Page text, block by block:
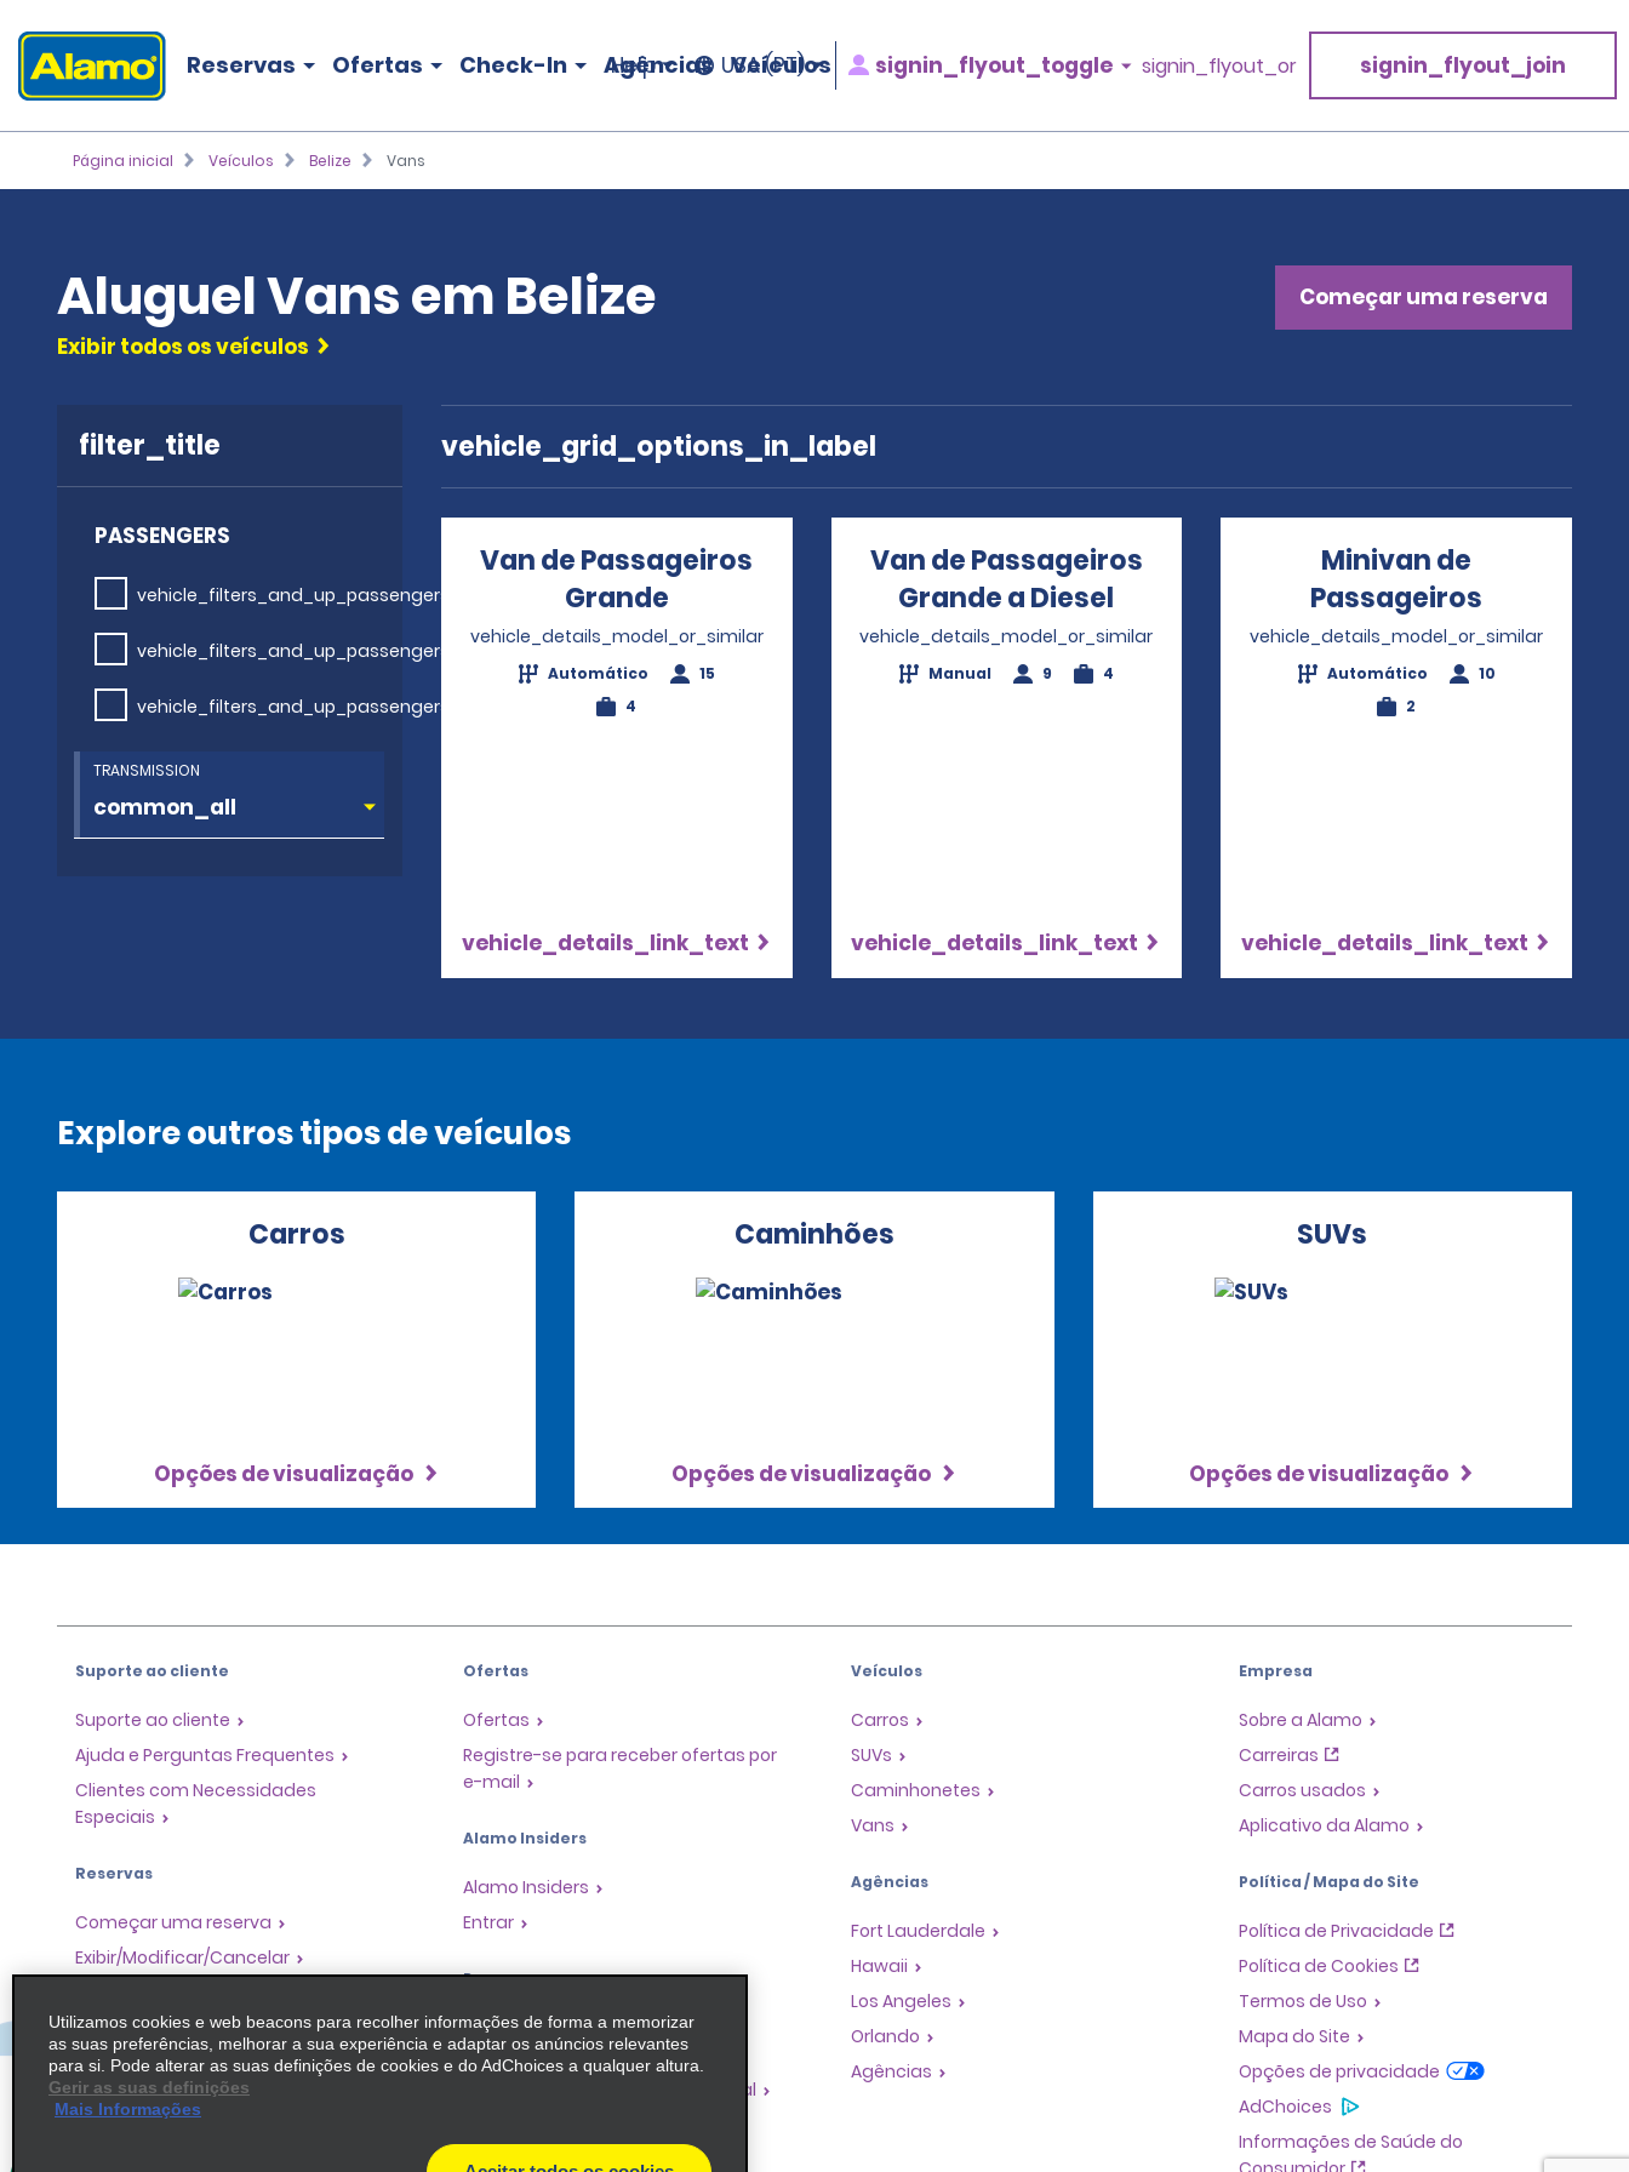
Reservas Ofertas Check-In Agências Veículos
Help USA (PT) signin_flyout_toggle signin_flyout_or signin_flyout_join
Página inicial Veículos Belize Vans
Aluguel Vans em Belize
Começar uma reserva
Exibir todos os veículos
filter_title
PASSENGERS
vehicle_filters_and_up_passengers
vehicle_filters_and_up_passengers
vehicle_filters_and_up_passengers
TRANSMISSION
vehicle_grid_options_in_label
Van de Passageiros
Grande Opens in a new window
vehicle_details_model_or_similar
Automático
15
4
vehicle_details_link_text
Van de Passageiros
Grande a Diesel Opens in a new window
vehicle_details_model_or_similar
Manual 9 4
vehicle_details_link_text
Minivan de
Passageiros
vehicle_details_model_or_similar
Automático
10
2
vehicle_details_link_text
Explore outros tipos de veículos
Carros
Opções de visualização
Caminhões
Opções de visualização
SUVs
Opções de visualização
Suporte ao cliente
Suporte ao cliente
Ajuda e Perguntas Frequentes
Clientes com Necessidades
Especiais
Reservas
Começar uma reserva
Exibir/Modificar/Cancelar
Pular o guichê
Viagens anteriores / Recibos
Aluguel de carro somente de ida
Ofertas
Ofertas
Registre-se para receber ofertas por
e-mail
Alamo Insiders
Alamo Insiders
Entrar
Programas
Programa de Premiação de
Parceiros
Oportunidades de franquia global
Operadores de turismo
Veículos
Carros
SUVs
Caminhonetes
Vans
Agências
Fort Lauderdale
Hawaii
Los Angeles
Orlando
Agências
Empresa
Sobre a Alamo
Carreiras
Carros usados
Aplicativo da Alamo
Política / Mapa do Site
Política de Privacidade
Política de Cookies
Termos de Uso
Mapa do Site
Opções de privacidade
AdChoices
Informações de Saúde do
Utilizamos cookies e web beacons para recolher informações de forma a memorizar
as suas preferências, melhorar a sua experiência e adaptar os anúncios relevantes
para si. Pode alterar as suas definições de cookies e do AdChoices a qualquer altura.
Gerir as suas definições
Mais Informações